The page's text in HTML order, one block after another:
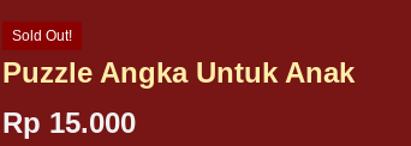
Sold Out!
Puzzle Angka Untuk Anak
Rp 15.000